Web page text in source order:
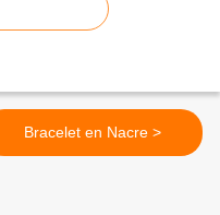
Bracelet en Nacre >